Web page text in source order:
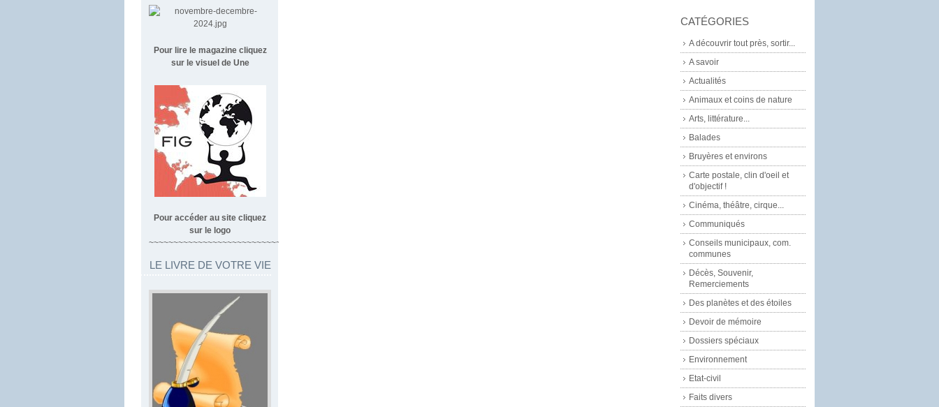
Pour lire le magazine cliquez
sur le visuel de Une
Pour accéder au site cliquez
sur le logo
~~~~~~~~~~~~~~~~~~~~~~~~~~~~~~~~~
LE LIVRE DE VOTRE VIE
CATÉGORIES
A découvrir tout près, sortir...
A savoir
Actualités
Animaux et coins de nature
Arts, littérature...
Balades
Bruyères et environs
Carte postale, clin d'oeil et
d'objectif !
Cinéma, théâtre, cirque...
Communiqués
Conseils municipaux, com.
communes
Décès, Souvenir,
Remerciements
Des planètes et des étoiles
Devoir de mémoire
Dossiers spéciaux
Environnement
Etat-civil
Faits divers